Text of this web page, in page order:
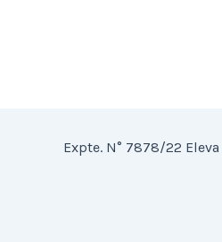
Expte. N° 7878/22